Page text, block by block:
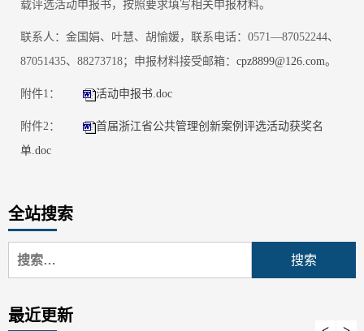
载评选活动申报书，按照要求填写相关申报材料。
联系人：金国娟、叶慧、胡愉媛，联系电话：0571—87052244、
87051435、88273718；申报材料接受邮箱： cpz8899@126.com。
附件1： 活动申报书.doc
附件2：
首届浙江省公共管理创新案例评选活动获奖名
单.doc
全站搜索
搜
索：
最近更新